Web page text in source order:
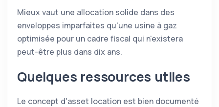
Mieux vaut une allocation solide dans des
enveloppes imparfaites qu'une usine à gaz
optimisée pour un cadre fiscal qui n'existera
peut-être plus dans dix ans.
Quelques ressources utiles
Le concept d'asset location est bien documenté